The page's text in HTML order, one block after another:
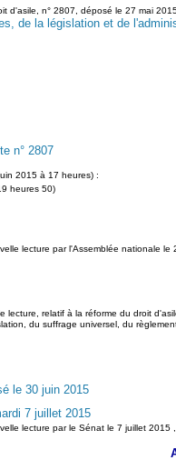
d'asile, n° 2807, déposé le 27 mai
de la législation et de
n° 2807
2015 à 17 heures) :
heures 50)
lecture par l'Assemblée nationale le
lecture, relatif à la réforme du droit
du suffrage universel, du
le 30 juin 2015
7 juillet 2015
lecture par le Sénat le 7 juillet 2015 ,